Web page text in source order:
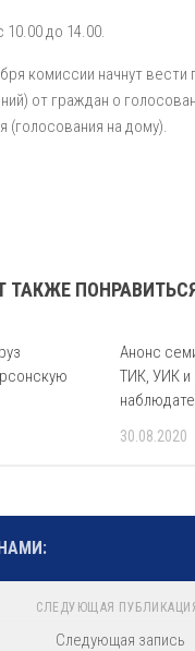
10.00 до 14.00.
комиссии начнут вести
от граждан о
(голосования на дому).
Анонс
ТИК, УИК и
30.08.2020
СЛЕДУЮЩАЯ
Следующая запись